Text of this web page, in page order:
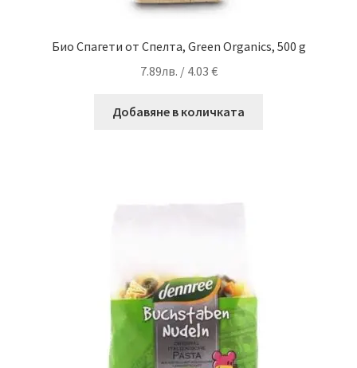
Био Спагети от Спелта, Green Organics, 500 g
7.89лв. / 4.03 €
Добавяне в количката